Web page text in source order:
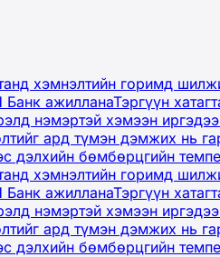
хэмнэлтийн горимд
Банк ажилланаТэргүүн
нэмэртэй хэмээн
ард түмэн дэмжих нь
дэлхийн бөмбөрцгийн
хэмнэлтийн горимд
Банк ажилланаТэргүүн
нэмэртэй хэмээн
ард түмэн дэмжих нь
дэлхийн бөмбөрцгийн